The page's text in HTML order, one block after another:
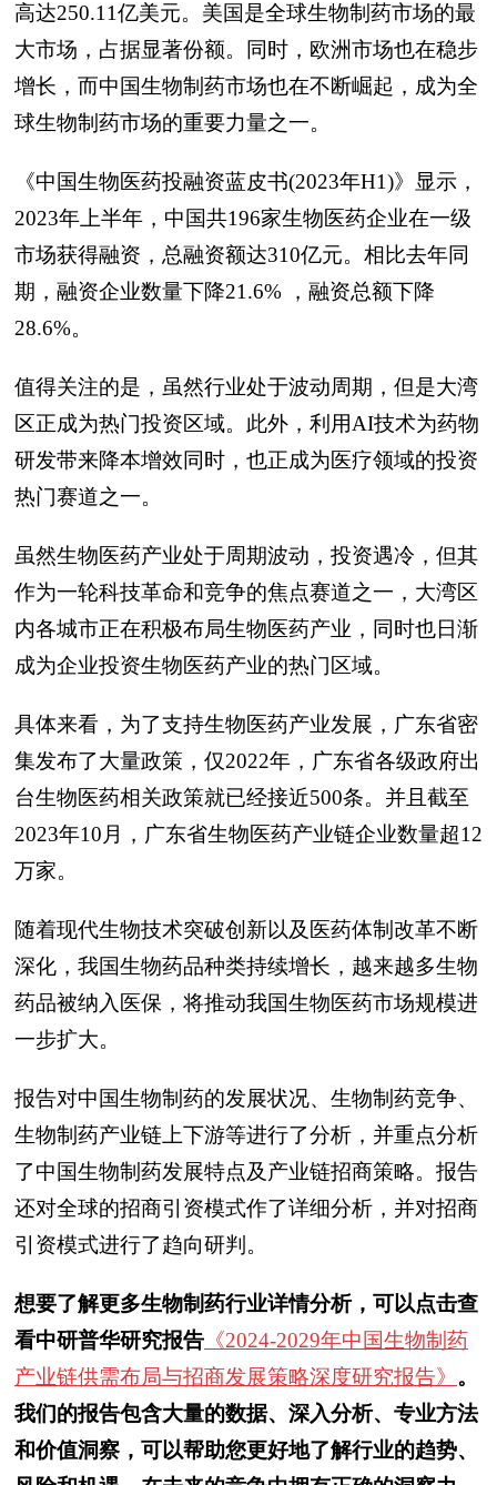
高达250.11亿美元。美国是全球生物制药市场的最
大市场，占据显著份额。同时，欧洲市场也在稳步
增长，而中国生物制药市场也在不断崛起，成为全
球生物制药市场的重要力量之一。
《中国生物医药投融资蓝皮书(2023年H1)》显示，
2023年上半年，中国共196家生物医药企业在一级
市场获得融资，总融资额达310亿元。相比去年同
期，融资企业数量下降21.6% ，融资总额下降
28.6%。
值得关注的是，虽然行业处于波动周期，但是大湾
区正成为热门投资区域。此外，利用AI技术为药物
研发带来降本增效同时，也正成为医疗领域的投资
热门赛道之一。
虽然生物医药产业处于周期波动，投资遇冷，但其
作为一轮科技革命和竞争的焦点赛道之一，大湾区
内各城市正在积极布局生物医药产业，同时也日渐
成为企业投资生物医药产业的热门区域。
具体来看，为了支持生物医药产业发展，广东省密
集发布了大量政策，仅2022年，广东省各级政府出
台生物医药相关政策就已经接近500条。并且截至
2023年10月，广东省生物医药产业链企业数量超12
万家。
随着现代生物技术突破创新以及医药体制改革不断
深化，我国生物药品种类持续增长，越来越多生物
药品被纳入医保，将推动我国生物医药市场规模进
一步扩大。
报告对中国生物制药的发展状况、生物制药竞争、
生物制药产业链上下游等进行了分析，并重点分析
了中国生物制药发展特点及产业链招商策略。报告
还对全球的招商引资模式作了详细分析，并对招商
引资模式进行了趋向研判。
想要了解更多生物制药行业详情分析，可以点击查
看中研普华研究报告 《2024-2029年中国生物制药
产业链供需布局与招商发展策略深度研究报告》 。
我们的报告包含大量的数据、深入分析、专业方法
和价值洞察，可以帮助您更好地了解行业的趋势、